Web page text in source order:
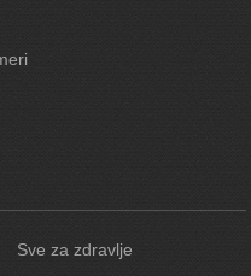
Sve za zdravlje